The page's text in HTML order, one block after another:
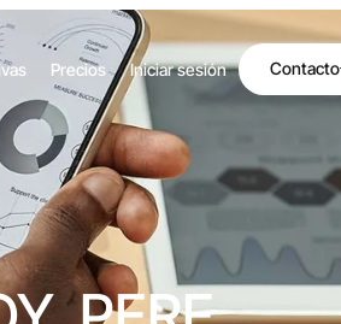
Precios Iniciar sesión Contacto